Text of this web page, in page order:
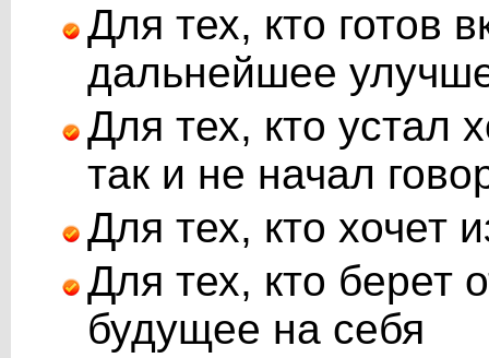
Для тех, кто готов
дальнейшее
Для тех, кто устал
так и не начал
Для тех, кто хочет
Для тех, кто берет
будущее на себя